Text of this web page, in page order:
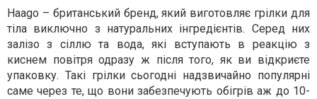
Haago – британський бренд, який виготовляє грілки для
тіла виключно з натуральних інгредієнтів. Серед них
залізо з сіллю та вода, які вступають в реакцію з
киснем повітря одразу ж після того, як ви відкриєте
упаковку. Такі грілки сьогодні надзвичайно популярні
саме через те, що вони забезпечують обігрів аж до 10-